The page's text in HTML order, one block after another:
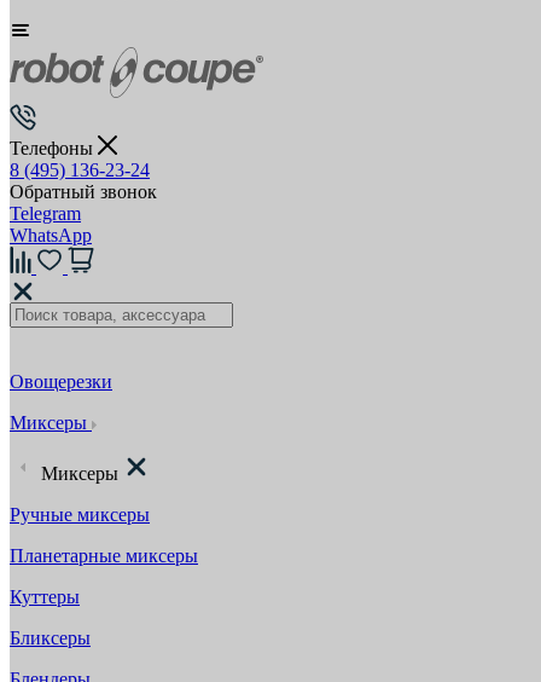
Телефоны
8 (495) 136-23-24
Обратный звонок
Telegram
WhatsApp
Овощерезки
Миксеры
Миксеры
Ручные миксеры
Планетарные миксеры
Куттеры
Бликсеры